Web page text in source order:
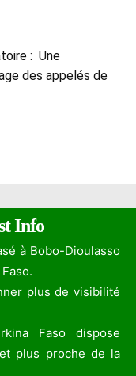
: Une
des appelés de
Info
à Bobo-Dioulasso
plus de visibilité
Faso dispose
plus proche de la